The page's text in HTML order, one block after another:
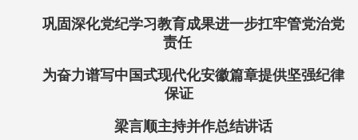
巩固深化党纪学习教育成果进一步扛牢管党治党
责任
为奋力谱写中国式现代化安徽篇章提供坚强纪律
保证
梁言顺主持并作总结讲话